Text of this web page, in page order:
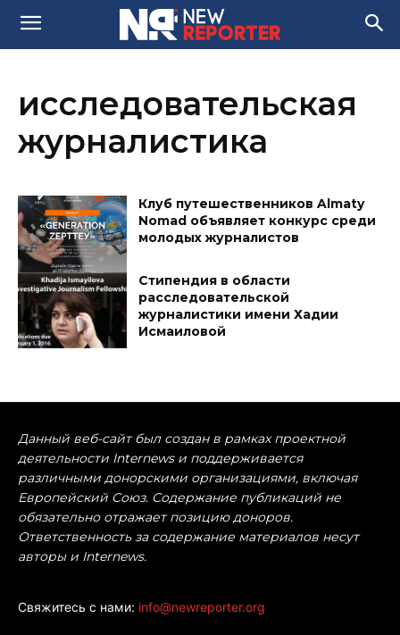
исследовательская
журналистика
Клуб путешественников Almaty
Nomad объявляет конкурс среди
молодых журналистов
Стипендия в области
расследовательской
журналистики имени Хадии
Исмаиловой
Данный веб-сайт был создан в рамках проектной
деятельности Internews и поддерживается
различными донорскими организациями, включая
Европейский Союз. Содержание публикаций не
обязательно отражает позицию доноров.
Ответственность за содержание материалов несут
авторы и Internews.
Свяжитесь с нами: info@newreporter.org